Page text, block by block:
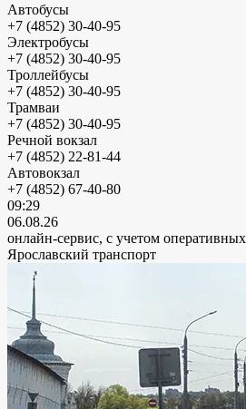
Автобусы
+7 (4852) 30-40-95
Электробусы
+7 (4852) 30-40-95
Троллейбусы
+7 (4852) 30-40-95
Трамваи
+7 (4852) 30-40-95
Речной вокзал
+7 (4852) 22-81-44
Автовокзал
+7 (4852) 67-40-80
09:29
06.08.26
онлайн-сервис, с учетом
Ярославский транспорт